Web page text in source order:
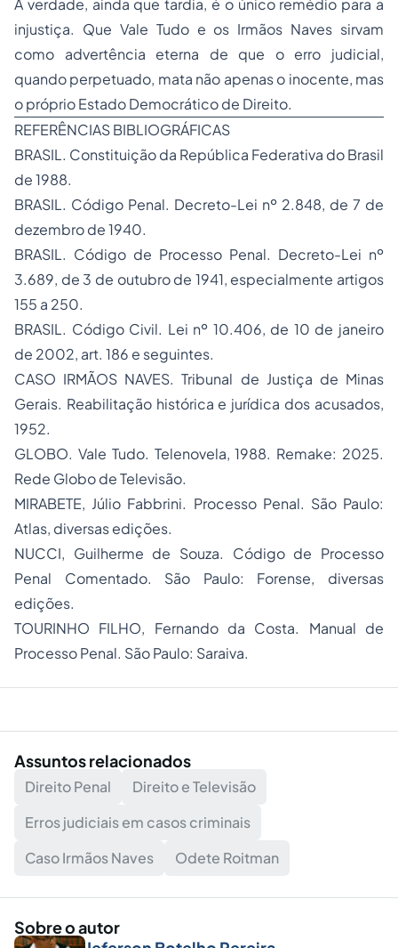
A verdade, ainda que tardia, é o único remédio para a
injustiça. Que Vale Tudo e os Irmãos Naves sirvam
como advertência eterna de que o erro judicial,
quando perpetuado, mata não apenas o inocente, mas
o próprio Estado Democrático de Direito.
REFERÊNCIAS BIBLIOGRÁFICAS
BRASIL. Constituição da República Federativa do Brasil
de 1988.
BRASIL. Código Penal. Decreto-Lei nº 2.848, de 7 de
dezembro de 1940.
BRASIL. Código de Processo Penal. Decreto-Lei nº
3.689, de 3 de outubro de 1941, especialmente artigos
155 a 250.
BRASIL. Código Civil. Lei nº 10.406, de 10 de janeiro
de 2002, art. 186 e seguintes.
CASO IRMÃOS NAVES. Tribunal de Justiça de Minas
Gerais. Reabilitação histórica e jurídica dos acusados,
1952.
GLOBO. Vale Tudo. Telenovela, 1988. Remake: 2025.
Rede Globo de Televisão.
MIRABETE, Júlio Fabbrini. Processo Penal. São Paulo:
Atlas, diversas edições.
NUCCI, Guilherme de Souza. Código de Processo
Penal Comentado. São Paulo: Forense, diversas
edições.
TOURINHO FILHO, Fernando da Costa. Manual de
Processo Penal. São Paulo: Saraiva.
Assuntos relacionados
Direito Penal
Direito e Televisão
Erros judiciais em casos criminais
Caso Irmãos Naves
Odete Roitman
Sobre o autor